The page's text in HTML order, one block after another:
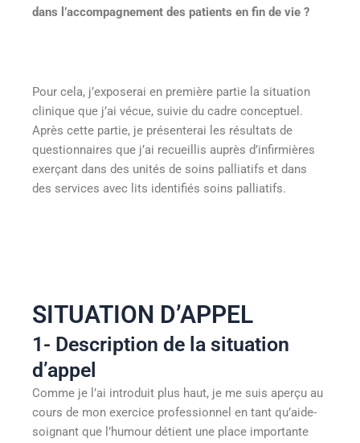
dans l’accompagnement des patients en fin de vie ?
Pour cela, j’exposerai en première partie la situation
clinique que j’ai vécue, suivie du cadre conceptuel.
Après cette partie, je présenterai les résultats de
questionnaires que j’ai recueillis auprès d’infirmières
exerçant dans des unités de soins palliatifs et dans
des services avec lits identifiés soins palliatifs.
SITUATION D’APPEL
1- Description de la situation
d’appel
Comme je l’ai introduit plus haut, je me suis aperçu au
cours de mon exercice professionnel en tant qu’aide-
soignant que l’humour détient une place importante